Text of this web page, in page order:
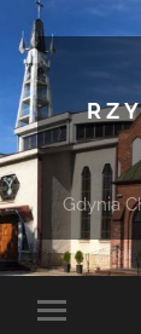
Gdynia
Toggle